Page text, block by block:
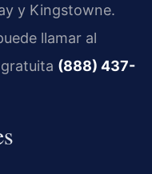
y Kingstowne.
llamar al
(888) 437-